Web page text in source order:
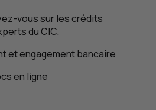
vous sur les crédits
duCIC.
et engagement bancaire
en ligne